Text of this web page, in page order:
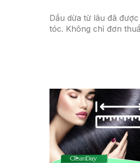
Dầu dừa từ lâu đã
tóc. Không chỉ đơn